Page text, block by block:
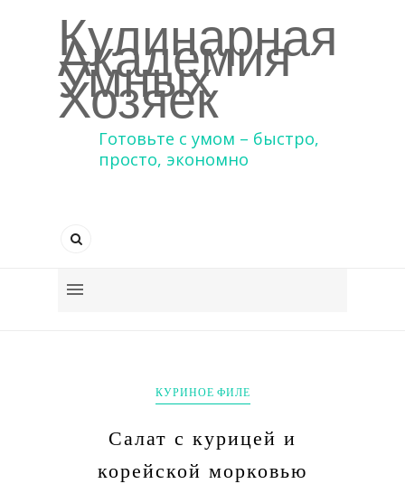
Кулинарная
Академия
Умных
Хозяек
Готовьте с умом – быстро,
просто, экономно
КУРИНОЕ ФИЛЕ
Салат с курицей и
корейской морковью